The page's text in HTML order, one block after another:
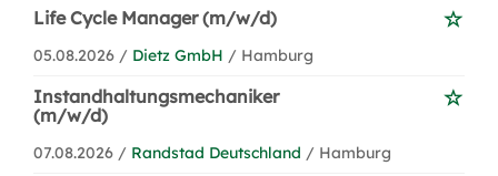
Life Cycle Manager (m/w/d)
05.08.2026 / Dietz GmbH / Hamburg
Instandhaltungsmechaniker
(m/w/d)
07.08.2026 / Randstad Deutschland / Hamburg